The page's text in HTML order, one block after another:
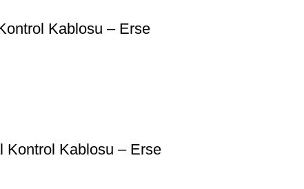
Kablosu – Erse
Kontrol Kablosu – Erse